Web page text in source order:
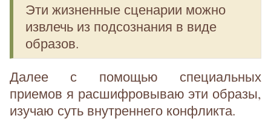
Эти жизненные сценарии можно
извлечь из подсознания в виде
образов.
Далее с помощью специальных
приемов я расшифровываю эти образы,
изучаю суть внутреннего конфликта.